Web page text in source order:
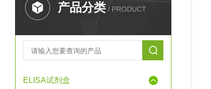
产品分类 / PRODUCT
ELISA试剂盒